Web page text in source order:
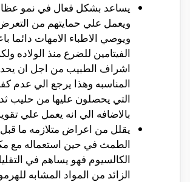
يساعد بشكل فعال في نمو
ويعمل علي حمايتهم من
ويوصي الاطباء الامهات دائما
الفيتامين للضرع منذ الولاده
اشراف الطبيب من اجل ان
المناسبه وهذا يرجع الي عدم
التي يحصلون عليها من حليب
بالاضافه الي انه يعمل علي
يقلل من اعراض متلازمه ما
الطمث في حين استعماله مع
الكالسيوم فهو يساهم في
الزائد من المواد المشابه